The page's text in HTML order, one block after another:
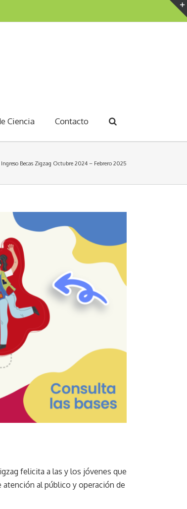
Ciencia Contacto
Becas Zigzag Octubre 2024 – Febrero 2025
felicita a las y los jóvenes que
al público y operación de